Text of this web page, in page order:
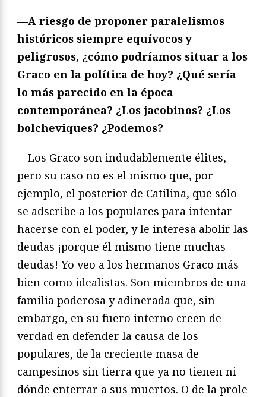
—A riesgo de proponer paralelismos
históricos siempre equívocos y
peligrosos, ¿cómo podríamos situar a los
Graco en la política de hoy? ¿Qué sería
lo más parecido en la época
contemporánea? ¿Los jacobinos? ¿Los
bolcheviques? ¿Podemos?
—Los Graco son indudablemente élites,
pero su caso no es el mismo que, por
ejemplo, el posterior de Catilina, que sólo
se adscribe a los populares para intentar
hacerse con el poder, y le interesa abolir las
deudas ¡porque él mismo tiene muchas
deudas! Yo veo a los hermanos Graco más
bien como idealistas. Son miembros de una
familia poderosa y adinerada que, sin
embargo, en su fuero interno creen de
verdad en defender la causa de los
populares, de la creciente masa de
campesinos sin tierra que ya no tienen ni
dónde enterrar a sus muertos. O de la prole